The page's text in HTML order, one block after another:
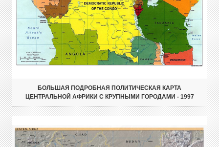
БОЛЬШАЯ ПОДРОБНАЯ ПОЛИТИЧЕСКАЯ КАРТА
ЦЕНТРАЛЬНОЙ АФРИКИ С КРУПНЫМИ ГОРОДАМИ - 1997